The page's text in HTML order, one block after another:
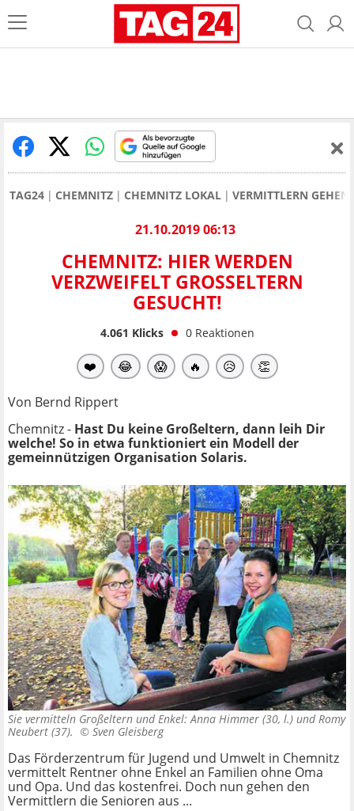
TAG24 CHEMNITZ CHEMNITZ LOKAL VERMITTLERN
21.10.2019 06:13
CHEMNITZ: HIER WERDEN
VERZWEIFELT GROSSELTERN G
ESUCHT!
4.061 Klicks 0 Reaktionen
❤️ 😂 😱 🔥 😥 👏
Von Bernd Rippert
Chemnitz - Hast Du keine Großeltern, dann leih Dir
welche! So in etwa funktioniert ein Modell der
gemeinnützigen Organisation Solaris.
Sie vermitteln Großeltern und Enkel: Anna Himmer (30, l.) und Romy
Neubert (37). © Sven Gleisberg
Das Förderzentrum für Jugend und Umwelt in Chemnitz
vermittelt Rentner ohne Enkel an Familien ohne Oma
und Opa. Und das kostenfrei. Doch nun gehen den
Vermittlern die Senioren aus ...